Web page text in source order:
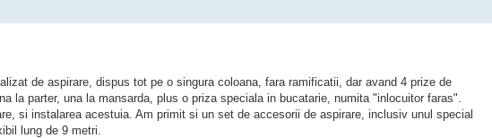
de aspirare, dispus tot pe o singura coloana, fara ramificatii, dar avand 4 prize de
la parter, una la mansarda, plus o priza speciala in bucatarie, numita "inlocuitor faras".
si instalarea acestuia. Am primit si un set de accesorii de aspirare, inclusiv unul special
lung de 9 metri.